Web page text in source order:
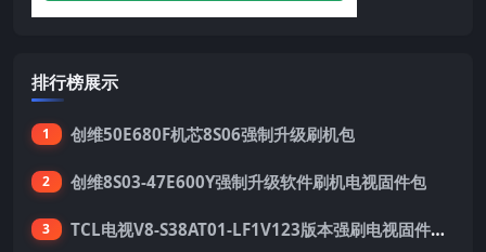
排行榜展示
1 创维50E680F机芯8S06强制升级刷机包
2 创维8S03-47E600Y强制升级软件刷机电视固件包
3 TCL电视V8-S38AT01-LF1V123版本强刷电视固件包下载